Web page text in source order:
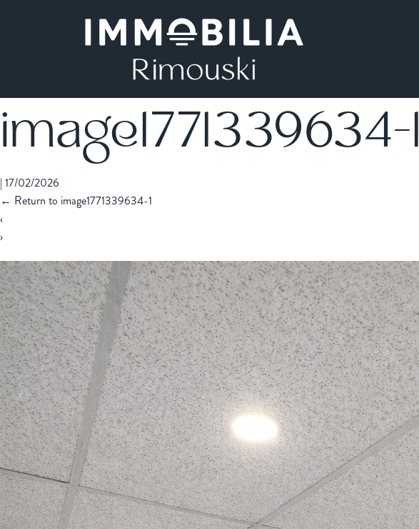
image1771339634-1
| 17/02/2026
← Return to image1771339634-1
‹
›